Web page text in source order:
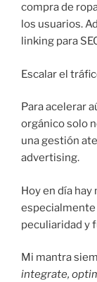
compra de
los usuarios.
linking para
Escalar el
Para acelerar
orgánico solo
una gestión
advertising.
Hoy en día
especialmente
peculiaridad y
Mi mantra
integrate,